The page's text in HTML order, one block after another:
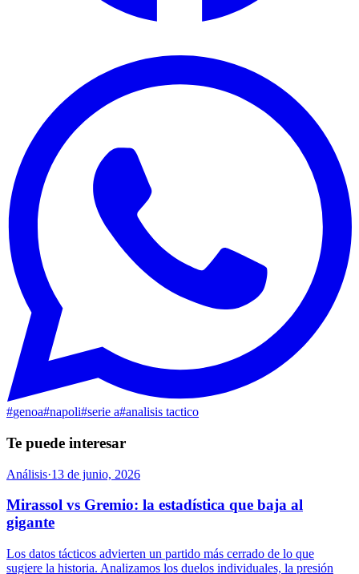
#genoa#napoli#serie a#analisis tactico
Te puede interesar
Análisis·13 de junio, 2026
Mirassol vs Gremio: la estadística que baja al
gigante
Los datos tácticos advierten un partido más cerrado de lo que
sugiere la historia. Analizamos los duelos individuales, la presión